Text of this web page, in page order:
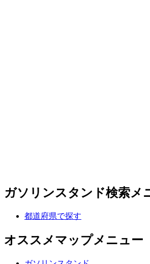
ガソリンスタンド検索メ
都道府県で探す
オススメマップメニュー